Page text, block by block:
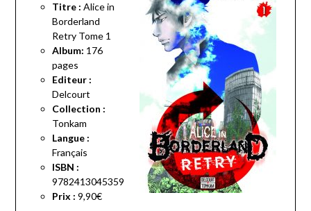
Titre : Alice in
Borderland
Retry Tome 1
Album: 176
pages
Editeur :
Delcourt
Collection :
Tonkam
Langue :
Français
ISBN :
9782413045359
Prix : 9,90€